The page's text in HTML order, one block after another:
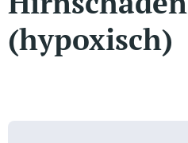
(hypoxisch)